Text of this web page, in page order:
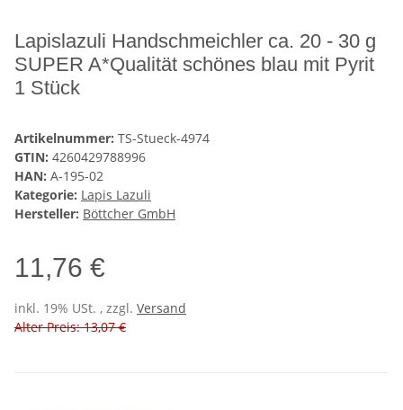
Lapislazuli Handschmeichler ca. 20 - 30 g
SUPER A*Qualität schönes blau mit Pyrit
1 Stück
Artikelnummer: TS-Stueck-4974
GTIN: 4260429788996
HAN: A-195-02
Kategorie: Lapis Lazuli
Hersteller: Böttcher GmbH
11,76 €
inkl. 19% USt. , zzgl. Versand
Alter Preis: 13,07 €